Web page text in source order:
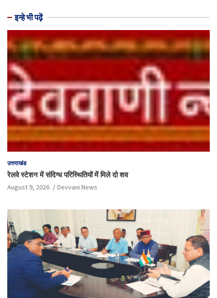
इन्हे भी पढ़ें
उत्तराखंड
रेलवे स्टेशन में संदिग्ध परिस्थितियों में मिले दो शव
August 9, 2026 Devvani News